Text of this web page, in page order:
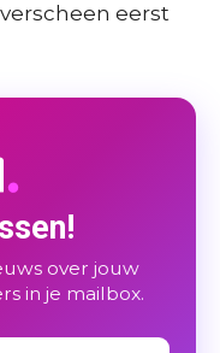
verscheen eerst
over jouw
in je mailbox.